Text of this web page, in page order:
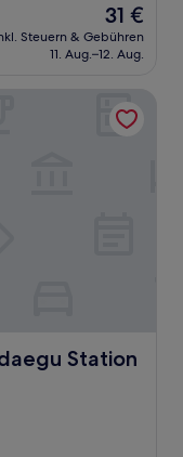
Der
Preis
beträgt
31 €
Steuern & Gebühren
11. Aug.–12. Aug.
Station